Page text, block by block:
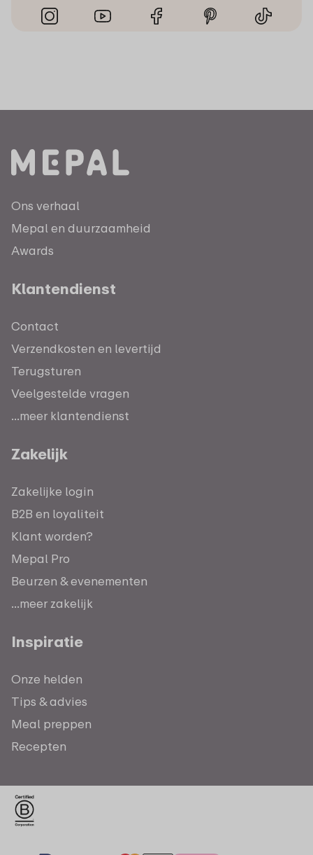
Ons verhaal
Mepal en duurzaamheid
Awards
Klantendienst
Contact
Verzendkosten en levertijd
Terugsturen
Veelgestelde vragen
...meer klantendienst
Zakelijk
Zakelijke login
B2B en loyaliteit
Klant worden?
Mepal Pro
Beurzen & evenementen
...meer zakelijk
Inspiratie
Onze helden
Tips & advies
Meal preppen
Recepten